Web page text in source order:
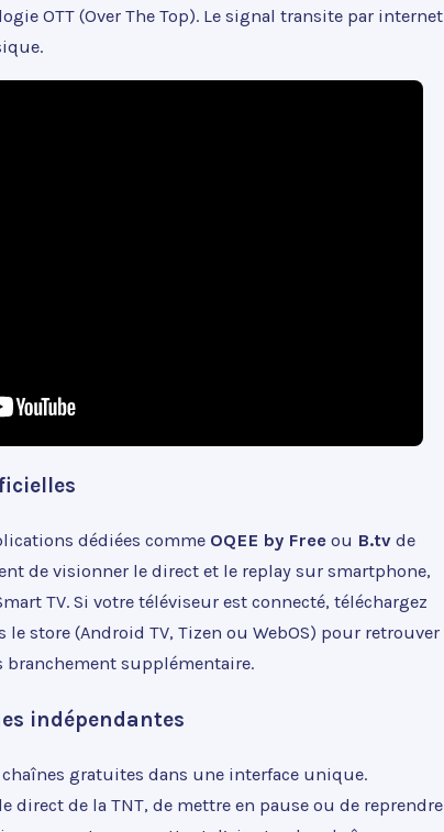
OTT (Over The Top). Le signal transite par internet
dédiées comme OQEE by Free ou B.tv de
de visionner le direct et le replay sur smartphone,
TV. Si votre téléviseur est connecté, téléchargez
store (Android TV, Tizen ou WebOS) pour retrouver
branchement supplémentaire.
indépendantes
gratuites dans une interface unique.
direct de la TNT, de mettre en pause ou de reprendre